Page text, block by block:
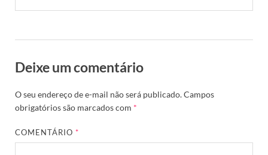
Deixe um comentário
O seu endereço de e-mail não será publicado.Campos
obrigatórios são marcados com *
COMENTÁRIO*